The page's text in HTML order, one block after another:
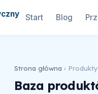
Start Blog
Strona główna › Produkty
Baza